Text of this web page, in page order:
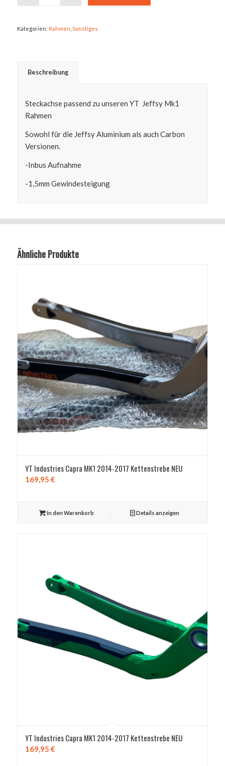
Kategorien: Rahmen Sonstiges
Beschreibung
Steckachse passend zu unseren YT Jeffsy Mk1
Rahmen
Sowohl für die Jeffsy Aluminium als auch Carbon
Versionen.
-Inbus Aufnahme
-1,5mm Gewindesteigung
Ähnliche Produkte
YT Industries Capra MK1 2014-2017 Kettenstrebe NEU
169,95 €
In den Warenkorb Details anzeigen
YT Industries Capra MK1 2014-2017 Kettenstrebe NEU
169,95 €